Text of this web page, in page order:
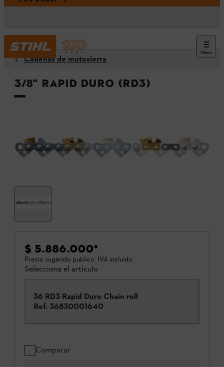
Menu
Cadenas de motosierra
3/8" Rapid Duro (RD3)
$ 5.886.000*
Precio sugerido publico. IVA incluido.
Selecciona el artículo
36 RD3 Rapid Duro Chain roll
Ref. 36830001640
Comparar